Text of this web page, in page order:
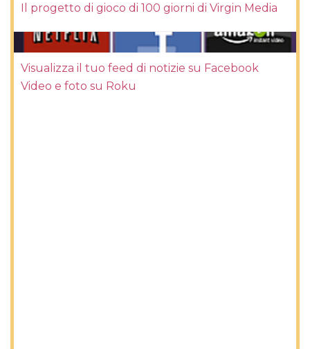
Il progetto di gioco di 100 giorni di Virgin Media
Visualizza il tuo feed di notizie su Facebook
Video e foto su Roku